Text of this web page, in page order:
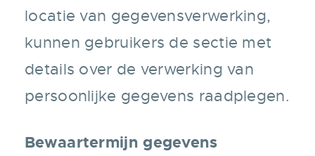
locatie van gegevensverwerking,
kunnen gebruikers de sectie met
details over de verwerking van
persoonlijke gegevens raadplegen.
Bewaartermijn gegevens